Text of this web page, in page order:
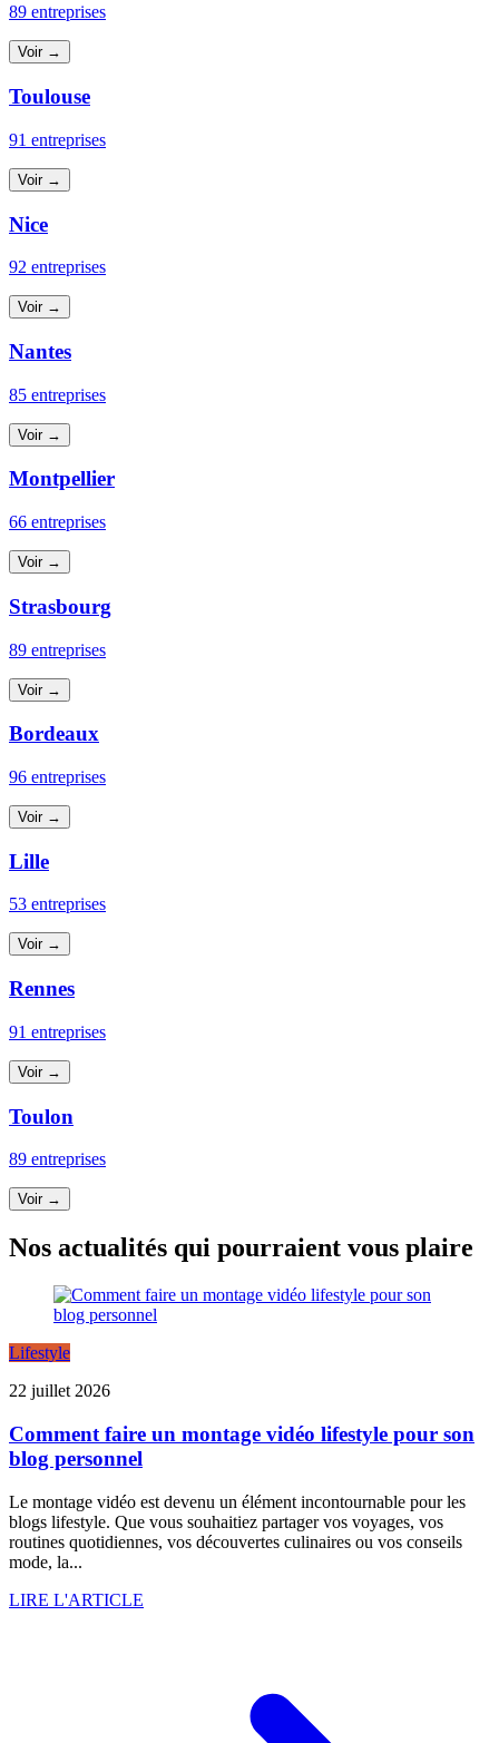
89 entreprises
Voir →
Toulouse
91 entreprises
Voir →
Nice
92 entreprises
Voir →
Nantes
85 entreprises
Voir →
Montpellier
66 entreprises
Voir →
Strasbourg
89 entreprises
Voir →
Bordeaux
96 entreprises
Voir →
Lille
53 entreprises
Voir →
Rennes
91 entreprises
Voir →
Toulon
89 entreprises
Voir →
Nos actualités qui pourraient vous plaire
Lifestyle
22 juillet 2026
Comment faire un montage vidéo lifestyle pour son
blog personnel
Le montage vidéo est devenu un élément incontournable pour les
blogs lifestyle. Que vous souhaitiez partager vos voyages, vos
routines quotidiennes, vos découvertes culinaires ou vos conseils
mode, la...
LIRE L'ARTICLE